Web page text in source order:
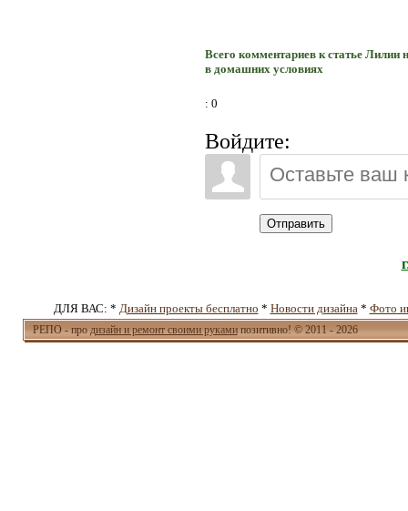
Всего комментариев к статье
в домашних условиях
: 0
Войдите:
Отправить
ДЛЯ ВАС: * Дизайн проекты бесплатно * Новости дизайна* Фото
РЕПО - продизайн и ремонт своими рукамипозитивно! © 2011 - 2026